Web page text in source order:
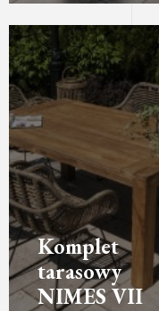
Komplet
tarasowy
NIMES VII